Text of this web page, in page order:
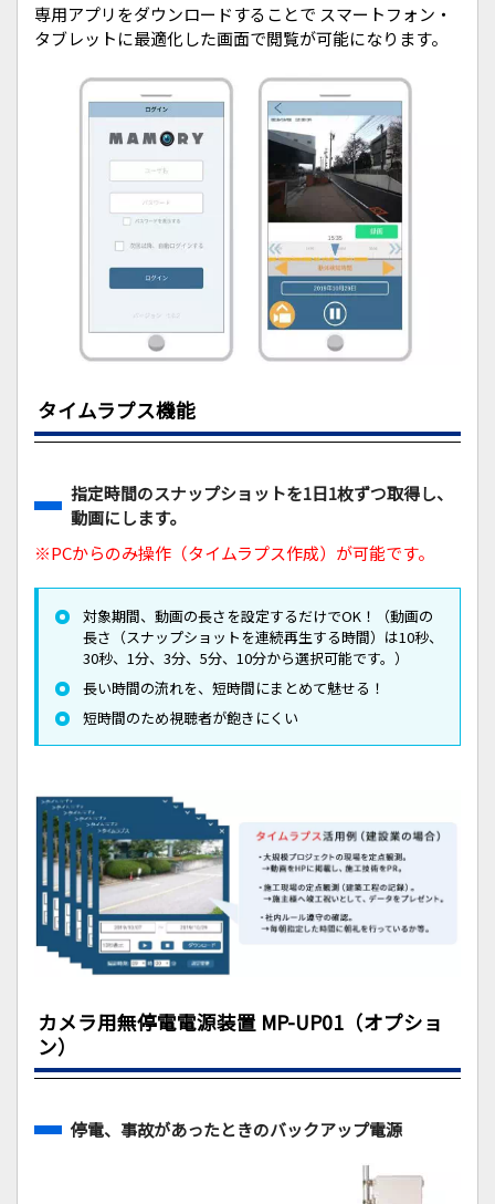
専用アプリをダウンロードすることで スマートフォン・
タブレットに最適化した画面で閲覧が可能になります。
タイムラプス機能
指定時間のスナップショットを1日1枚ずつ取得し、
動画にします。
※PCからのみ操作（タイムラプス作成）が可能です。
対象期間、動画の長さを設定するだけでOK！（動画の
長さ（スナップショットを連続再生する時間）は10秒、
30秒、1分、3分、5分、10分から選択可能です。）
長い時間の流れを、短時間にまとめて魅せる！
短時間のため視聴者が飽きにくい
カメラ用無停電電源装置 MP-UP01（オプショ
ン）
停電、事故があったときのバックアップ電源